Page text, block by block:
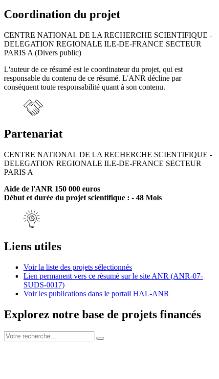
Coordination du projet
CENTRE NATIONAL DE LA RECHERCHE SCIENTIFIQUE -
DELEGATION REGIONALE ILE-DE-FRANCE SECTEUR
PARIS A (Divers public)
L'auteur de ce résumé est le coordinateur du projet, qui est
responsable du contenu de ce résumé. L'ANR décline par
conséquent toute responsabilité quant à son contenu.
Partenariat
CENTRE NATIONAL DE LA RECHERCHE SCIENTIFIQUE -
DELEGATION REGIONALE ILE-DE-FRANCE SECTEUR
PARIS A
Aide de l'ANR 150 000 euros
Début et durée du projet scientifique : - 48 Mois
Liens utiles
Voir la liste des projets sélectionnés
Lien permanent vers ce résumé sur le site ANR (ANR-07-
SUDS-0017)
Voir les publications dans le portail HAL-ANR
Explorez notre base de projets financés